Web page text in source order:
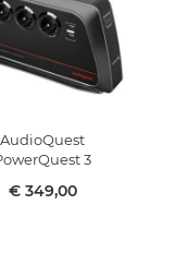
AudioQuest
3
€ 349,00